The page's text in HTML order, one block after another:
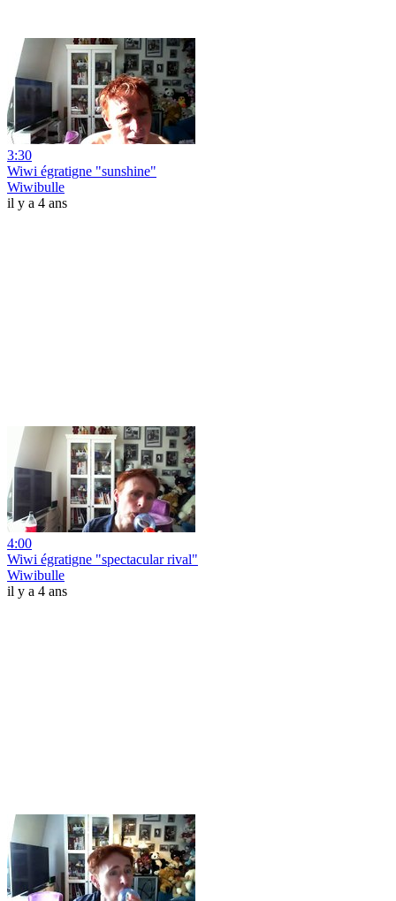
3:30
Wiwi égratigne "sunshine"
Wiwibulle
il y a 4 ans
4:00
Wiwi égratigne "spectacular rival"
Wiwibulle
il y a 4 ans